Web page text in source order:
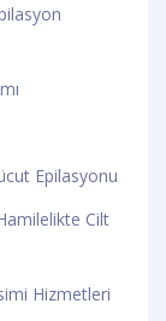
Epilasyonu
Cilt
Hizmetleri